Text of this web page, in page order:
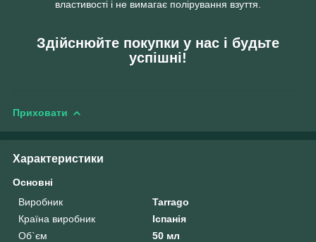
властивості і не вимагає полірування взуття.
Здійснюйте покупки у нас і будьте
успішні!
Приховати
Характеристики
Основні
Виробник
Tarrago
Країна виробник
Іспанія
Об`єм
50 мл